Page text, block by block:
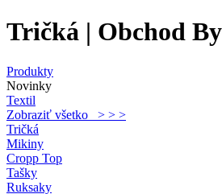
Tričká | Obchod
Produkty
Novinky
Textil
Zobraziť všetko > > >
Tričká
Mikiny
Cropp Top
Tašky
Ruksaky